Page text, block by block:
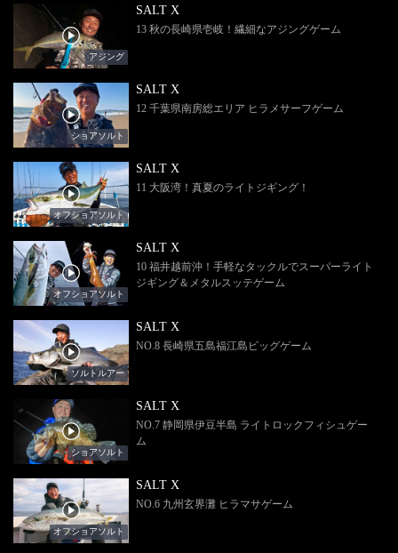
アジング
SALT X
13 秋の長崎県壱岐！繊細なアジングゲーム
ショアソルト
SALT X
12 千葉県南房総エリア ヒラメサーフゲーム
オフショアソルト
SALT X
11 大阪湾！真夏のライトジギング！
オフショアソルト
SALT X
10 福井越前沖！手軽なタックルでスーパーライト
ジギング＆メタルスッテゲーム
ソルトルアー
SALT X
NO.8 長崎県五島福江島ビッグゲーム
ショアソルト
SALT X
NO.7 静岡県伊豆半島 ライトロックフィシュゲー
ム
オフショアソルト
SALT X
NO.6 九州玄界灘 ヒラマサゲーム